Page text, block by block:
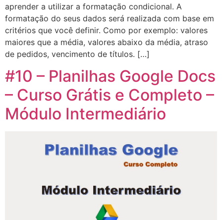
aprender a utilizar a formatação condicional. A
formatação do seus dados será realizada com base em
critérios que você definir. Como por exemplo: valores
maiores que a média, valores abaixo da média, atraso
de pedidos, vencimento de títulos. […]
#10 – Planilhas Google Docs
– Curso Grátis e Completo –
Módulo Intermediário